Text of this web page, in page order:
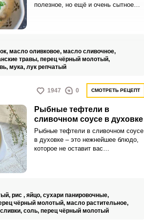
полезное, но ещё и очень сытное
масло оливковое, масло сливочное,
травы, перец чёрный молотый,
мука, лук репчатый
1947 0 СМОТРЕТЬ РЕЦЕПТ
Рыбные тефтели в
сливочном соусе в духовке
Рыбные тефтели в сливочном соусе
в духовке – это нежнейшее блюдо,
которое не оставит вас
сочетать с вашим любимым
гарниром, салатом, овощами или же
кушать как самостоятельное блюдо.
рис , яйцо, сухари панировочные,
чёрный молотый, масло растительное,
сливки, соль, перец чёрный молотый